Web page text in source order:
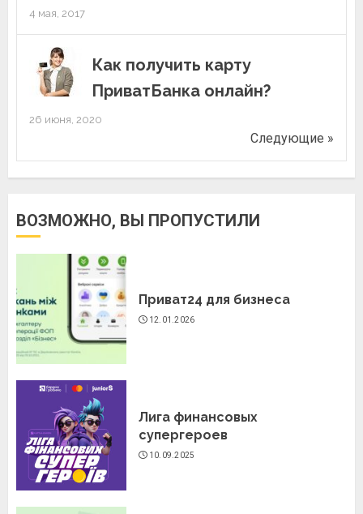
4 мая, 2017
Как получить карту
ПриватБанка онлайн?
26 июня, 2020
Следующие »
ВОЗМОЖНО, ВЫ ПРОПУСТИЛИ
Приват24 для бизнеса
12.01.2026
Лига финансовых
супергероев
10.09.2025